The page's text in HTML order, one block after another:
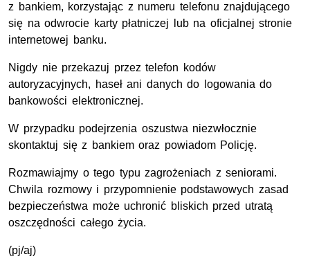
z bankiem, korzystając z numeru telefonu znajdującego
się na odwrocie karty płatniczej lub na oficjalnej stronie
internetowej banku.
Nigdy nie przekazuj przez telefon kodów
autoryzacyjnych, haseł ani danych do logowania do
bankowości elektronicznej.
W przypadku podejrzenia oszustwa niezwłocznie
skontaktuj się z bankiem oraz powiadom Policję.
Rozmawiajmy o tego typu zagrożeniach z seniorami.
Chwila rozmowy i przypomnienie podstawowych zasad
bezpieczeństwa może uchronić bliskich przed utratą
oszczędności całego życia.
(pj/aj)